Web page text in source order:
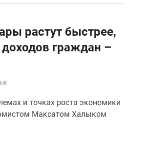
растут быстрее,
граждан –
и точках роста экономики
Максатом Халыком